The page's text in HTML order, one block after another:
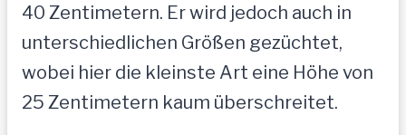
40 Zentimetern. Er wird jedoch auch in
unterschiedlichen Größen gezüchtet,
wobei hier die kleinste Art eine Höhe von
25 Zentimetern kaum überschreitet.